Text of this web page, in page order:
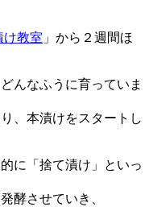
け教室 」から２週間ほ
んなふうに育っていま
、本漬けをスタートし
に「捨て漬け」といっ
酵させていき、